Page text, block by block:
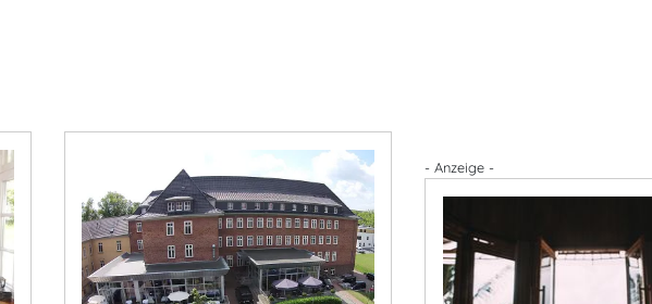
- Anzeige -